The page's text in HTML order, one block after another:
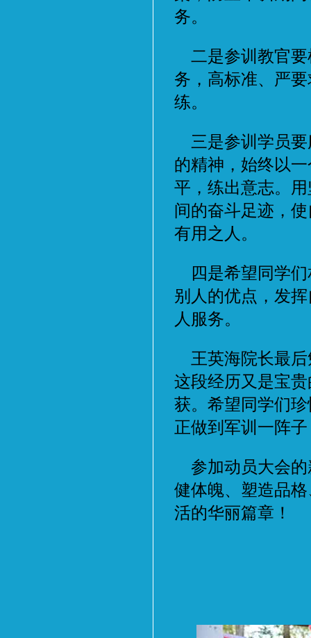
务。
二是参训教官要
务，高标准、严
练。
三是参训学员要
的精神，始终以
平，练出意志。
间的奋斗足迹，
有用之人。
四是希望同学们
别人的优点，发
人服务。
王英海院长最后
这段经历又是宝
获。希望同学们
正做到军训一阵
参加动员大会的
健体魄、塑造品
活的华丽篇章！